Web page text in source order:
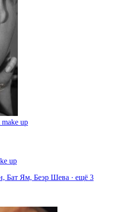
up
up
Бат Ям, Беэр Шева · ещё 3